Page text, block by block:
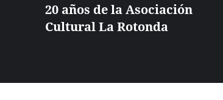
20 años de la Asociación
Cultural La Rotonda